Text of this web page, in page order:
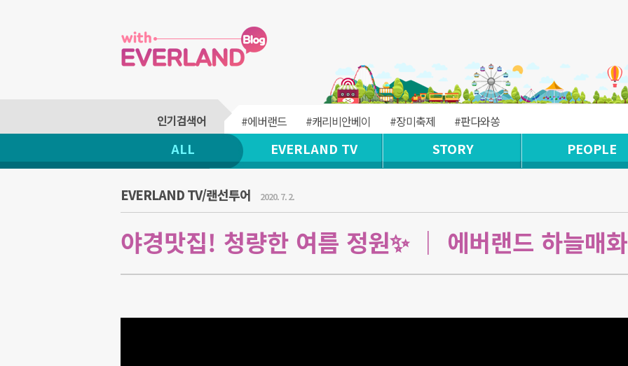
#에버랜드 #캐리비안베이 #장미축제 #판다와쏭
ALL EVERLAND TV STORY PEOPLE
EVERLAND TV/랜선투어 2020. 7. 2.
야경맛집! 청량한 여름 정원✨ ｜ 에버랜드 하늘매